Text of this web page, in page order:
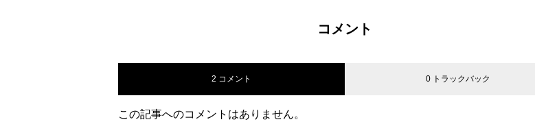
コメント
2 コメント 0 トラックバック
この記事へのコメントはありません。